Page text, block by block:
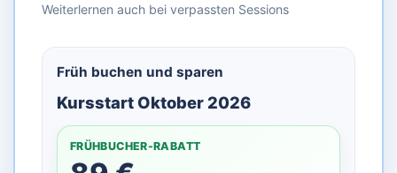
Weiterlernen auch bei verpassten Sessions
Früh buchen und sparen
Kursstart Oktober 2026
FRÜHBUCHER-RABATT